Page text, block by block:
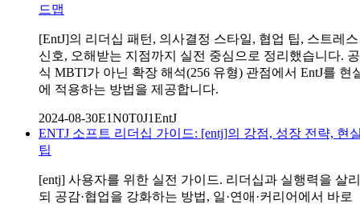
드맵
[EntJ]의 리더십 패턴, 의사결정 스타일, 협업 팁, 스트레스
신호, 오해받는 지점까지 실전 중심으로 정리했습니다. 공
식 MBTI가 아닌 확장 해석(256 유형) 관점에서 EntJ를 현
에 적용하는 방법을 제공합니다.
2024-08-30E1N0T0J1EntJ
ENTJ 소프트 리더십 가이드: [entj]의 강점, 성장 전략, 현
팁
[entj] 사용자를 위한 실전 가이드. 리더십과 실행력을 살리
되 공감·협업을 강화하는 방법, 일·연애·커리어에서 바로